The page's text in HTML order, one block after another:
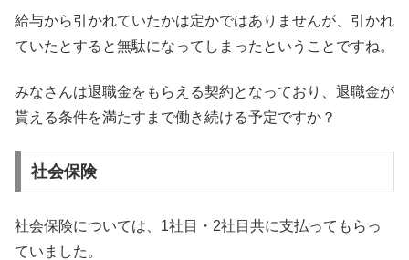
給与から引かれていたかは定かではありませんが、引かれ
ていたとすると無駄になってしまったということですね。
みなさんは退職金をもらえる契約となっており、退職金が
貰える条件を満たすまで働き続ける予定ですか？
社会保険
社会保険については、1社目・2社目共に支払ってもらっ
ていました。